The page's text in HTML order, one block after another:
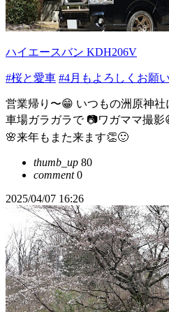
ハイエースバン KDH206V
#桜と愛車 #4月もよろしくお願
営業帰り〜😁 いつもの洲原神
車場ガラガラで 📷️ワガママ撮
🌸来年もまた来ます👏🙂
thumb_up 80
comment0
2025/04/07 16:26